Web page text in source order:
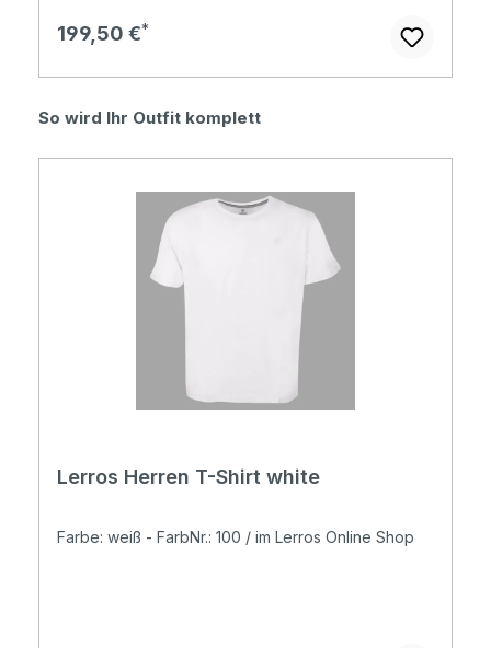
Regulärer Preis:
199,50 €
Produktgalerie überspringen
So wird Ihr Outfit komplett
Lerros Herren T-Shirt white
Farbe: weiß - FarbNr.: 100 / im Lerros Online Shop